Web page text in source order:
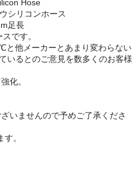
Hose
シリコンホース
足長
です。
と他メーカーとあまり変わらない
いるとのご意見を数多くのお客様
化。
いませんので予めご了承くださ
。